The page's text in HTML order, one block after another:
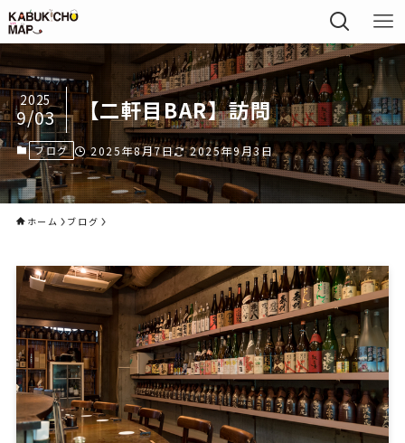
【二軒目BAR】訪問
2025
9/03
ブログ 2025年8月7日 2025年9月3日
ホーム ブログ